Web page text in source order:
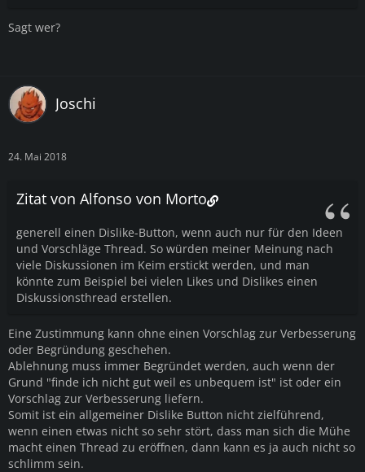
Sagt wer?
Joschi
24. Mai 2018
Zitat von Alfonso von Morto
generell einen Dislike-Button, wenn auch nur für den Ideen
und Vorschläge Thread. So würden meiner Meinung nach
viele Diskussionen im Keim erstickt werden, und man
könnte zum Beispiel bei vielen Likes und Dislikes einen
Diskussionsthread erstellen.
Eine Zustimmung kann ohne einen Vorschlag zur Verbesserung
oder Begründung geschehen.
Ablehnung muss immer Begründet werden, auch wenn der
Grund "finde ich nicht gut weil es unbequem ist" ist oder ein
Vorschlag zur Verbesserung liefern.
Somit ist ein allgemeiner Dislike Button nicht zielführend,
wenn einen etwas nicht so sehr stört, dass man sich die Mühe
macht einen Thread zu eröffnen, dann kann es ja auch nicht so
schlimm sein.